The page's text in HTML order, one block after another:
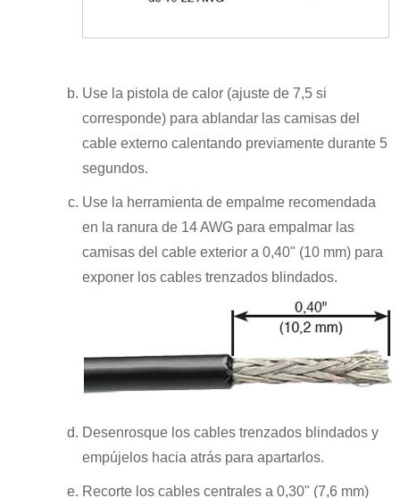
Use la pistola de calor (ajuste de 7,5 si
corresponde) para ablandar las camisas del
cable externo calentando previamente durante 5
segundos.
Use la herramienta de empalme recomendada
en la ranura de 14 AWG para empalmar las
camisas del cable exterior a 0,40" (10 mm) para
exponer los cables trenzados blindados.
Desenrosque los cables trenzados blindados y
empújelos hacia atrás para apartarlos.
Recorte los cables centrales a 0,30" (7,6 mm)